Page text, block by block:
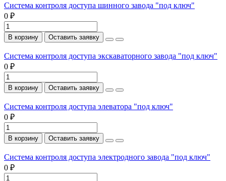
Система контроля доступа шинного завода "под ключ"
0 ₽
В корзину Оставить заявку
Система контроля доступа экскаваторного завода "под ключ"
0 ₽
В корзину Оставить заявку
Система контроля доступа элеватора "под ключ"
0 ₽
В корзину Оставить заявку
Система контроля доступа электродного завода "под ключ"
0 ₽